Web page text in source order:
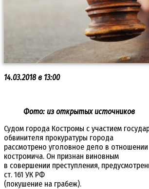
14.03.2018 в 13:00
Фото: из открытых источников
Судом города Костромы с участием
обвинителя прокуратуры города
рассмотрено уголовное дело в
костромича. Он признан виновным
в совершении преступления,
ст. 161 УК РФ
(покушение на грабеж).